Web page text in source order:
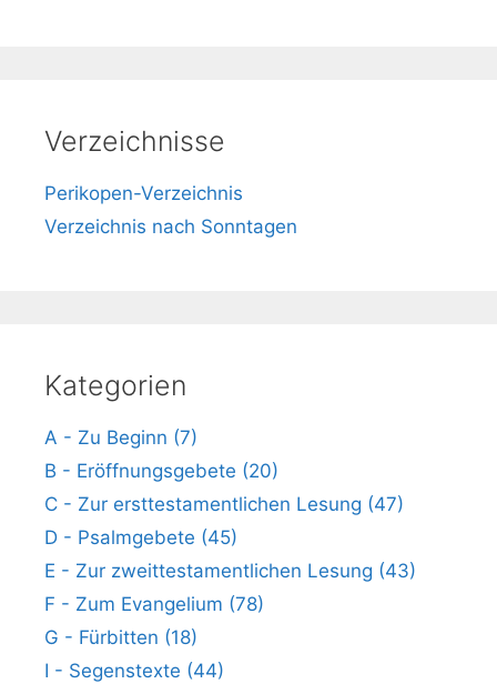
Verzeichnisse
Perikopen-Verzeichnis
Verzeichnis nach Sonntagen
Kategorien
A - Zu Beginn (7)
B - Eröffnungsgebete (20)
C - Zur ersttestamentlichen Lesung (47)
D - Psalmgebete (45)
E - Zur zweittestamentlichen Lesung (43)
F - Zum Evangelium (78)
G - Fürbitten (18)
I - Segenstexte (44)